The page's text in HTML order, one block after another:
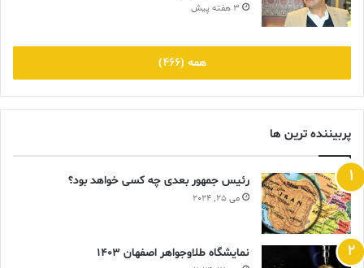
3 هفته پیش
همه (466)
پربیننده ترین ها
رئیس جمهور بعدی چه کسی خواهد بود؟
می 25, 2024
نمایشگاه طلاوجواهر اصفهان 1403